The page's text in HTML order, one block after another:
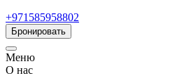
+971585958802
Бронировать
Меню
О нас